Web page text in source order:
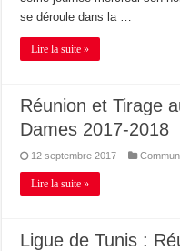
se déroule dans la …
Lire la suite »
Réunion et Tirage
Dames 2017-2018
12 septembre 2017
Lire la suite »
Ligue de Tunis :